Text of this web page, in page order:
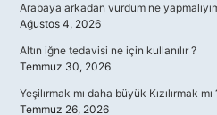
Arabaya arkadan vurdum ne
Ağustos 4, 2026
Altın iğne tedavisi ne için kullanılır ?
Temmuz 30, 2026
Yeşilırmak mı daha büyük Kızılırmak mı
Temmuz 26, 2026